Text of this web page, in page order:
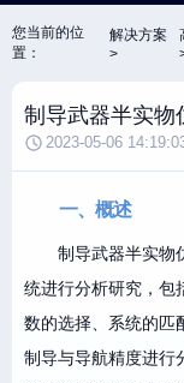
您当前的位
置：
解决方案
制导武器半实物
2023-05-06
一、概述
制导武器半实物
统进行分析研究，包
数的选择、系统的匹
制导与导航精度进行